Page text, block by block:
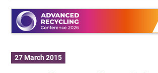
27 March 2015